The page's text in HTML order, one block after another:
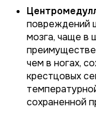
повреждений
мозга, чаще в
чем в ногах,
крестцовых
сохраненной